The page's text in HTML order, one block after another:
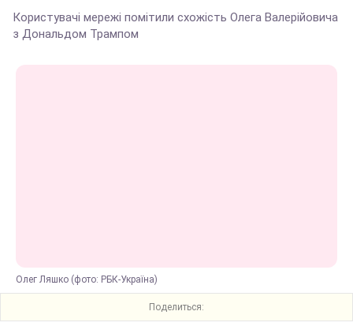
Користувачі мережі помітили схожість Олега Валерійовича
з Дональдом Трампом
Олег Ляшко (фото: РБК-Україна)
Поделиться: